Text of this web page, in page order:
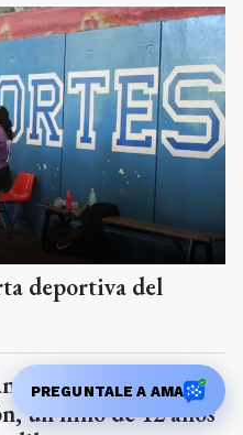
deportiva del
una familia para
un niño de 12 años
PREGUNTALE A AMA